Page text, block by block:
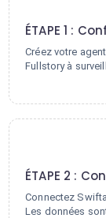
ÉTAPE 1 :
Créez votre
Fullstory à
ÉTAPE 2 :
Connectez
Les données